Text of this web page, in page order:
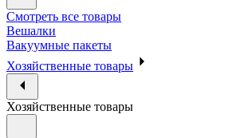
Смотреть все товары
Вешалки
Вакуумные пакеты
Хозяйственные товары
Хозяйственные товары